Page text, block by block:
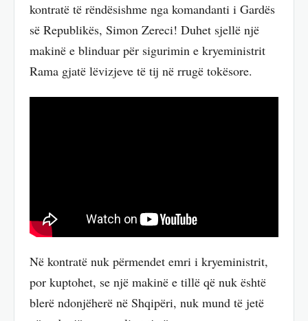
kontratë të rëndësishme nga komandanti i Gardës
së Republikës, Simon Zereci! Duhet sjellë një
makinë e blinduar për sigurimin e kryeministrit
Rama gjatë lëvizjeve të tij në rrugë tokësore.
Në kontratë nuk përmendet emri i kryeministrit,
por kuptohet, se një makinë e tillë që nuk është
blerë ndonjëherë në Shqipëri, nuk mund të jetë